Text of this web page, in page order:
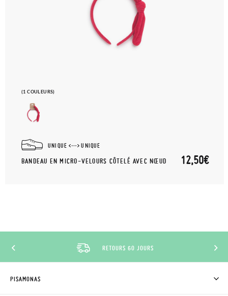
(1 COULEURS)
UNIQUE UNIQUE
BANDEAU EN MICRO-VELOURS CÔTELÉ AVEC NŒUD 12,50€
RETOURS 60 JOURS
PISAMONAS